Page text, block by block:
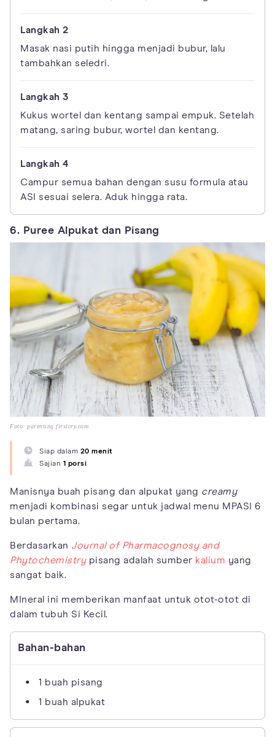
Masak nasi putih hingga menjadi bubur, lalu
tambahkan seledri.
Kukus wortel dan kentang sampai empuk. Setelah
matang, saring bubur, wortel dan kentang.
Campur semua bahan dengan susu formula atau
ASI sesuai selera. Aduk hingga rata.
6. Puree Alpukat dan Pisang
Foto: parenting.firstcry.com
Siap dalam 20 menit
Sajian 1 porsi
Manisnya buah pisang dan alpukat yang creamy
menjadi kombinasi segar untuk jadwal menu MPASI 6
bulan pertama.
Berdasarkan Journal of Pharmacognosy and
Phytochemistrypisang adalah sumber kalium yang
sangat baik.
MIneral ini memberikan manfaat untuk otot-otot di
dalam tubuh Si Kecil.
Bahan-bahan
1 buah pisang
1 buah alpukat